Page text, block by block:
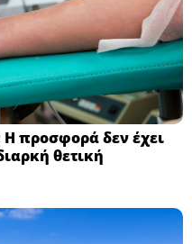
H προσφορά δεν έχει
θετική